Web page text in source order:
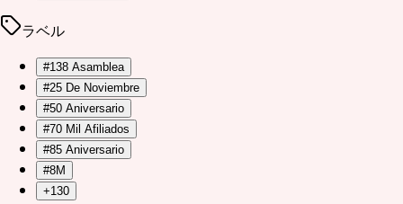
ラベル
#138 Asamblea
#25 De Noviembre
#50 Aniversario
#70 Mil Afiliados
#85 Aniversario
#8M
+130